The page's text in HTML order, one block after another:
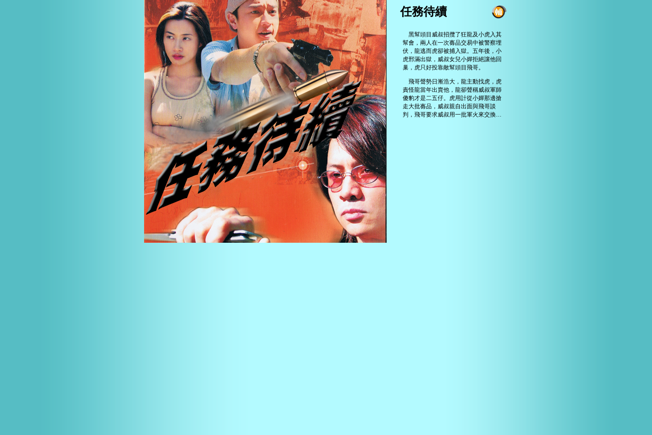
任務待續
黑幫頭目威叔招攬了狂龍及小虎入其
幫會，兩人在一次毐品交易中被警察埋
伏，龍逃而虎卻被捕入獄。五年後，小
虎邢滿出獄，威叔女兒小嬋拒絕讓他回
巢，虎只好投靠敵幫頭目飛哥。
飛哥聲勢日漸浩大，龍主動找虎，虎
責怪龍當年出賣他，龍卻聲稱威叔軍師
傻豹才是二五仔。虎用計從小嬋那邊搶
走大批毐品，威叔親自出面與飛哥談
判，飛哥要求威叔用一批軍火來交換…